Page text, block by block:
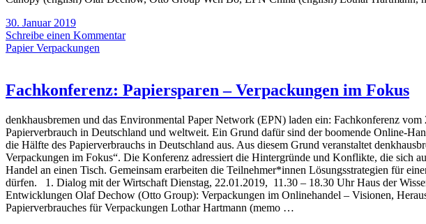
30. Januar 2019
Schreibe einen Kommentar
Papier Verpackungen
Fachkonferenz: Papiersparen – Verpackungen im Fokus
denkhausbremen und das Environmental Paper Network (EPN) laden ein: Fachkonferenz
Papierverbrauch in Deutschland und weltweit. Ein Grund dafür sind der boomende Online-
die Hälfte des Papierverbrauchs in Deutschland aus. Aus diesem Grund veranstaltet
Verpackungen im Fokus“. Die Konferenz adressiert die Hintergründe und Konflikte, die sich
Handel an einen Tisch. Gemeinsam erarbeiten die Teilnehmer*innen Lösungsstrategien für
dürfen. 1. Dialog mit der Wirtschaft Dienstag, 22.01.2019, 11.30 – 18.30 Uhr Haus der
Entwicklungen Olaf Dechow (Otto Group): Verpackungen im Onlinehandel – Visionen,
Papierverbrauches für Verpackungen Lothar Hartmann (memo …